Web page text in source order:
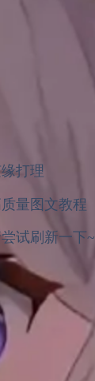
打理
量图文教程
试刷新一下~